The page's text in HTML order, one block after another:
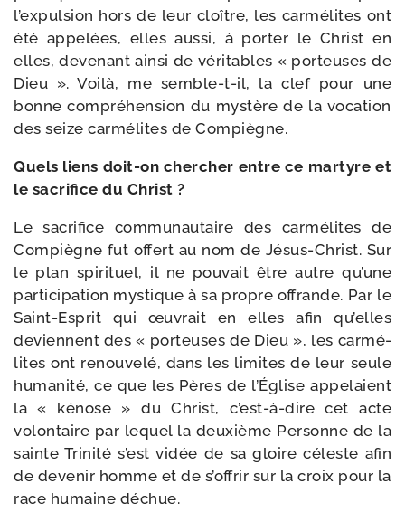
l’ex­pul­sion hors de leur cloître, les car­mé­lites ont
été appe­lées, elles aus­si, à por­ter le Christ en
elles, deve­nant ain­si de véri­tables « por­teuses de
Dieu ». Voilà, me semble-​t-​il, la clef pour une
bonne com­pré­hen­sion du mys­tère de la voca­tion
des seize car­mé­lites de Compiègne.
Quels liens doit-​on cher­cher entre ce mar­tyre et
le sacri­fice du Christ ?
Le sacri­fice com­mu­nau­taire des car­mé­lites de
Compiègne fut offert au nom de Jésus-​Christ. Sur
le plan spi­ri­tuel, il ne pou­vait être autre qu’une
par­ti­ci­pa­tion mys­tique à sa propre offrande. Par le
Saint-​Esprit qui œuvrait en elles afin qu’elles
deviennent des « por­teuses de Dieu », les car­mé­
lites ont renou­velé, dans les limites de leur seule
huma­ni­té, ce que les Pères de l’Église appe­laient
la « kénose » du Christ, c’est-​à-​dire cet acte
volon­taire par lequel la deuxième Personne de la
sainte Trinité s’est vidée de sa gloire céleste afin
de deve­nir homme et de s’of­frir sur la croix pour la
race humaine déchue.